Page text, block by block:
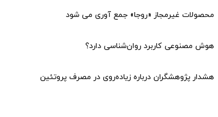
محصولات غیرمجاز «روجا» جمع آوری می شود
هوش مصنوعی کاربرد روان‌شناسی دارد؟
هشدار پژوهشگران درباره زیاده‌روی در مصرف پروتئین